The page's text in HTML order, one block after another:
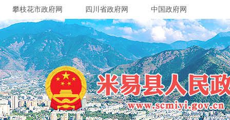
攀枝花市政府网 四川省政府网 中国政府网